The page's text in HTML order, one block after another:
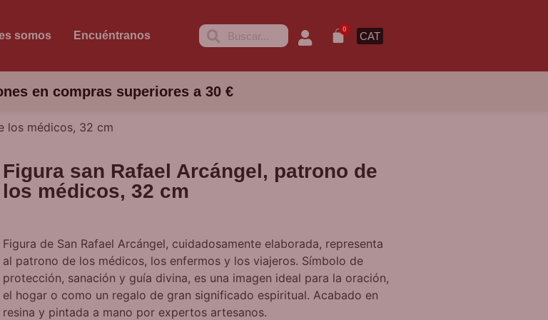
somos Encuéntranos
0
CAT
en compras superiores a 30 €
los médicos, 32 cm
Figura san Rafael Arcángel, patrono de
los médicos, 32 cm
Figura de San Rafael Arcángel, cuidadosamente elaborada, representa
al patrono de los médicos, los enfermos y los viajeros. Símbolo de
protección, sanación y guía divina, es una imagen ideal para la oración,
el hogar o como un regalo de gran significado espiritual. Acabado en
resina y pintada a mano por expertos artesanos.